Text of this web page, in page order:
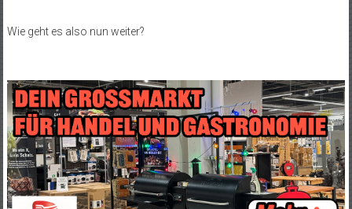
Wie geht es also nun weiter?